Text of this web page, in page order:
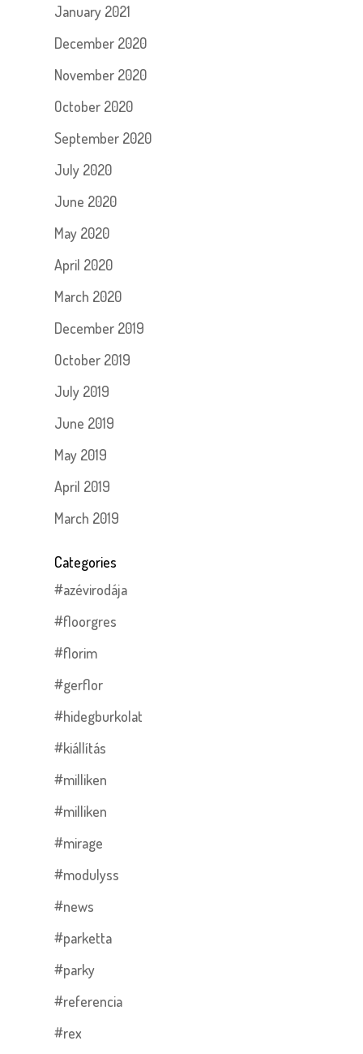
January 2021
December 2020
November 2020
October 2020
September 2020
July 2020
June 2020
May 2020
April 2020
March 2020
December 2019
October 2019
July 2019
June 2019
May 2019
April 2019
March 2019
Categories
#azévirodája
#floorgres
#florim
#gerflor
#hidegburkolat
#kiállítás
#milliken
#milliken
#mirage
#modulyss
#news
#parketta
#parky
#referencia
#rex